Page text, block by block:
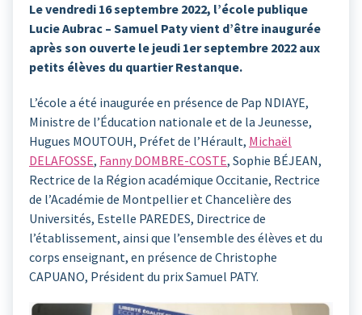
Le vendredi 16 septembre 2022, l’école publique
Lucie Aubrac – Samuel Paty vient d’être inaugurée
après son ouverte le jeudi 1er septembre 2022 aux
petits élèves du quartier Restanque.
L’école a été inaugurée en présence de Pap NDIAYE,
Ministre de l’Éducation nationale et de la Jeunesse,
Hugues MOUTOUH, Préfet de l’Hérault, Michaël
DELAFOSSE, Fanny DOMBRE-COSTE, Sophie BÉJEAN,
Rectrice de la Région académique Occitanie, Rectrice
de l’Académie de Montpellier et Chancelière des
Universités, Estelle PAREDES, Directrice de
l’établissement, ainsi que l’ensemble des élèves et du
corps enseignant, en présence de Christophe
CAPUANO, Président du prix Samuel PATY.